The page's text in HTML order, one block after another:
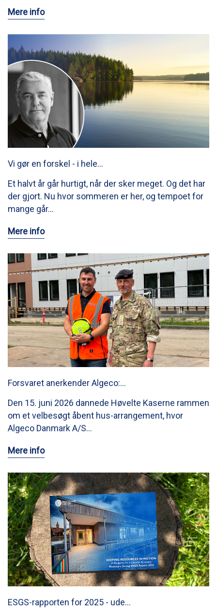
Mere info
Vi gør en forskel - i hele…
Et halvt år går hurtigt, når der sker meget. Og det har
der gjort. Nu hvor sommeren er her, og tempoet for
mange går…
Mere info
Forsvaret anerkender Algeco:…
Den 15. juni 2026 dannede Høvelte Kaserne rammen
om et velbesøgt åbent hus-arrangement, hvor
Algeco Danmark A/S…
Mere info
ESGS-rapporten for 2025 - ude…